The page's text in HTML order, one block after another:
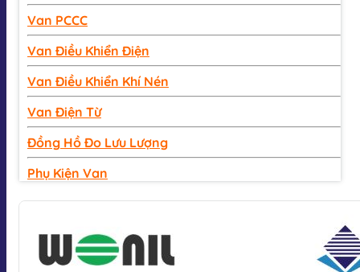
Van PCCC
Van Điều Khiển Điện
Van Điều Khiển Khí Nén
Van Điện Từ
Đồng Hồ Đo Lưu Lượng
Phụ Kiện Van